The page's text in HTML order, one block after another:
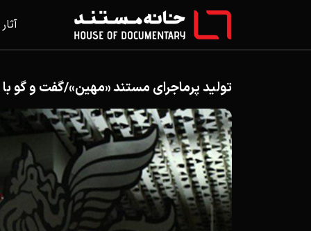
تولید پرماجرای مستند «مهین»/گفت و گو